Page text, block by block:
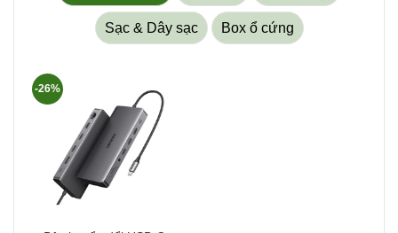
Sạc & Dây sạc Box ổ cứng
-26%